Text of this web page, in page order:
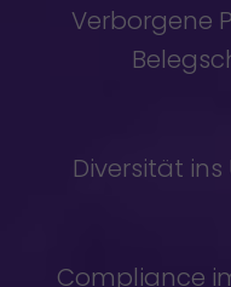
Verborgene
Diversität
Compliance